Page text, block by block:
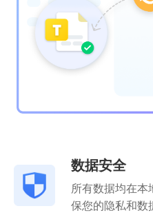
数据安全
所有数据均在本
保您的隐私和数